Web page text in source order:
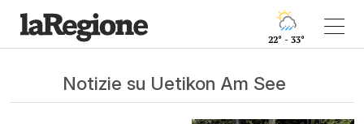
22° - 33°
Notizie su Uetikon Am See